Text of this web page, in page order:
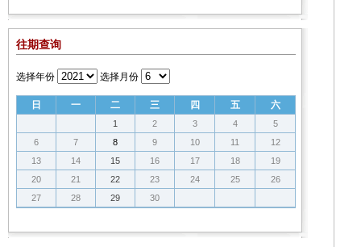
往期查询
选择年份 选择月份
日 一 二 三 四 五 六
1 2 3 4
5
6
7 8 9 10 11
12
13
14 15 16 17 18
19
20
21 22 23 24 25
26
27
28 29 30